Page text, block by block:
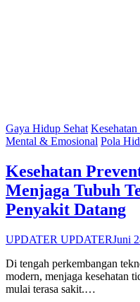
Gaya Hidup Sehat
Mental & Emosional Pola
Kesehatan
Menjaga Tubuh
Penyakit Datang
UPDATER UPDATERJuni
Di tengah perkembangan
modern, menjaga kesehatan
mulai terasa sakit.…